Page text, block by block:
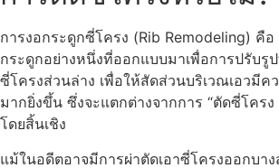
การงอกระดูกซี่โครง (Rib Remodeling) คื
กระดูกอย่างหนึ่งที่ออกแบบมาเพื่อการปรับรู
ซี่โครงส่วนล่าง เพื่อให้สัดส่วนบริเวณเอวมีค
มากยิ่งขึ้น ซึ่งจะแตกต่างจากการ “ตัดซี่โครง
โดยสิ้นเชิง
แม้ในอดีตอาจมีการผ่าตัดเอาซี่โครงออกบา